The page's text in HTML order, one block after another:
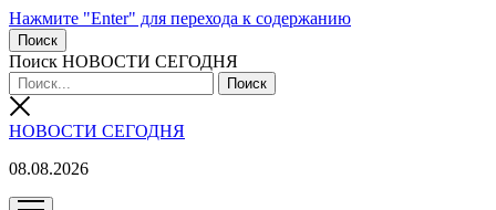
Нажмите "Enter" для перехода к содержанию
Поиск
Поиск НОВОСТИ СЕГОДНЯ
НОВОСТИ СЕГОДНЯ
08.08.2026